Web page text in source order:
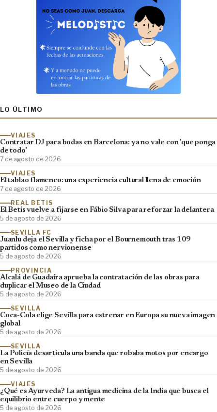
LO ÚLTIMO
VIAJES
Contratar DJ para bodas en Barcelona: ya no vale con 'que ponga
de todo'
7 de agosto de 2026
VIAJES
El tablao flamenco: una experiencia cultural llena de emoción
7 de agosto de 2026
REAL BETIS
El Betis vuelve a fijarse en Fábio Silva para reforzar la delantera
5 de agosto de 2026
SEVILLA FC
Juanlu deja el Sevilla y ficha por el Bournemouth tras 109
partidos como nervionense
5 de agosto de 2026
PROVINCIA
Alcalá de Guadaíra aprueba la contratación de las obras para
duplicar el Museo de la Ciudad
5 de agosto de 2026
SEVILLA
Coca-Cola elige Sevilla para estrenar en Europa su nueva imagen
global
5 de agosto de 2026
SEVILLA
La Policía desarticula una banda que robaba motos por encargo
en Sevilla
5 de agosto de 2026
VIAJES
¿Qué es Ayurveda? La antigua medicina de la India que busca el
equilibrio entre cuerpo y mente
5 de agosto de 2026